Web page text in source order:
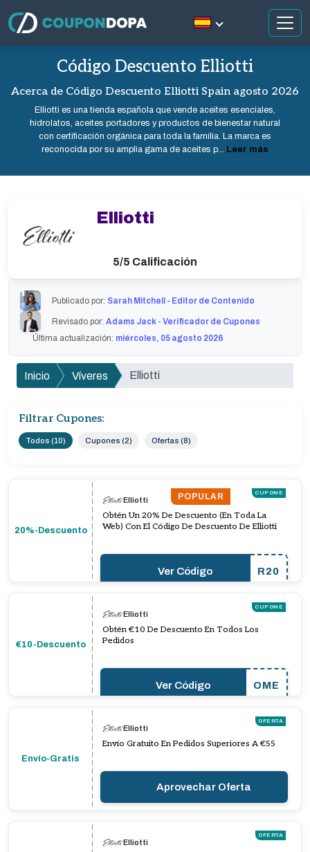
Código Descuento Elliotti
Acerca de Código Descuento Elliotti Spain agosto 2026
Elliotti es una tienda española que vende aceites esenciales,
hidrolatos, aceites portadores y productos de bienestar natural
con certificación orgánica para toda la familia. La marca es
reconocida por su amplia gama de aceites p... Leer más
Publicado por: Sarah Mitchell - Editor de Contenido
Revisado por: Adams Jack - Verificador de Cupones
Última actualización: miércoles, 05 agosto 2026
Inicio Víveres Elliotti
Filtrar Cupones:
Todos (10) Cupones (2) Ofertas (8)
20%-Descuento
POPULAR CUPONE
Elliotti
Obtén Un 20% De Descuento (En Toda La
Web) Con El Código De Descuento De Elliotti
Ver Código R20
€10-Descuento
CUPONE
Elliotti
Obtén €10 De Descuento En Todos Los
Pedidos
Ver Código OME
Envío-Gratis
OFERTA
Elliotti
Envío Gratuito En Pedidos Superiores A €55
Aprovechar Oferta
OFERTA
Elliotti
Elliotti
5/5 Calificación